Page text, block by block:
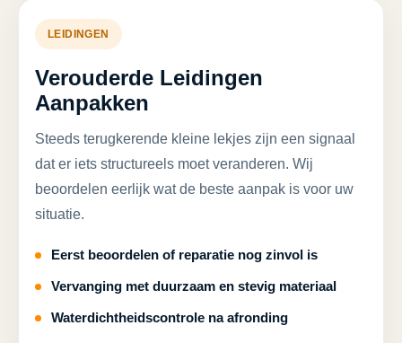
LEIDINGEN
Verouderde Leidingen
Aanpakken
Steeds terugkerende kleine lekjes zijn een signaal
dat er iets structureels moet veranderen. Wij
beoordelen eerlijk wat de beste aanpak is voor uw
situatie.
Eerst beoordelen of reparatie nog zinvol is
Vervanging met duurzaam en stevig materiaal
Waterdichtheidscontrole na afronding